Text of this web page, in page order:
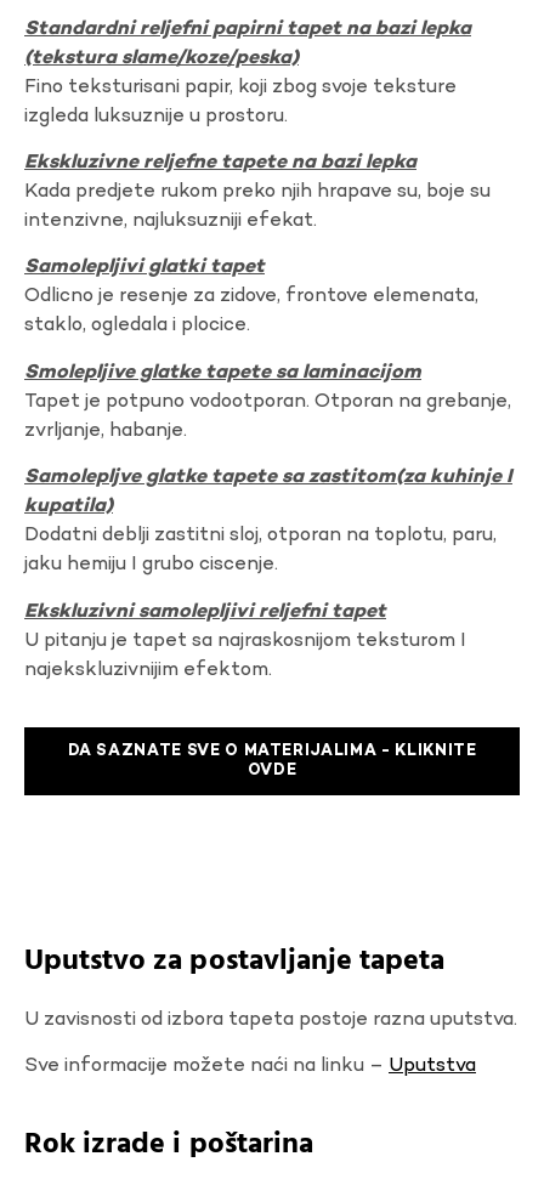
Standardni reljefni papirni tapet na bazi lepka
(tekstura slame/koze/peska)
Fino teksturisani papir, koji zbog svoje teksture
izgleda luksuznije u prostoru.
Ekskluzivne reljefne tapete na bazi lepka
Kada predjete rukom preko njih hrapave su, boje su
intenzivne, najluksuzniji efekat.
Samolepljivi glatki tapet
Odlicno je resenje za zidove, frontove elemenata,
staklo, ogledala i plocice.
Smolepljive glatke tapete sa laminacijom
Tapet je potpuno vodootporan. Otporan na grebanje,
zvrljanje, habanje.
Samolepljve glatke tapete sa zastitom(za kuhinje I
kupatila)
Dodatni deblji zastitni sloj, otporan na toplotu, paru,
jaku hemiju I grubo ciscenje.
Ekskluzivni samolepljivi reljefni tapet
U pitanju je tapet sa najraskosnijom teksturom I
najekskluzivnijim efektom.
DA SAZNATE SVE O MATERIJALIMA - KLIKNITE
OVDE
Uputstvo za postavljanje tapeta
U zavisnosti od izbora tapeta postoje razna uputstva.
Sve informacije možete naći na linku – Uputstva
Rok izrade i poštarina